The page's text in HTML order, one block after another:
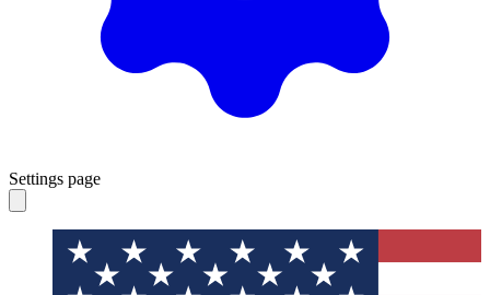
Settings page